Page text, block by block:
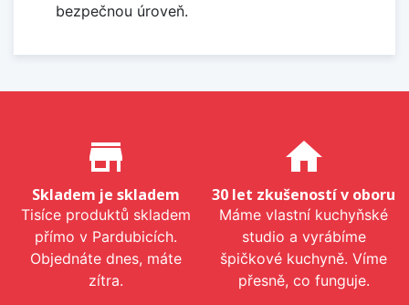
bezpečnou úroveň.
Proč nakupovat u nás?
store_mall_directory
Skladem je skladem
Tisíce produktů skladem
přímo v Pardubicích.
Objednáte dnes, máte
zítra.
home
30 let zkušeností v oboru
Máme vlastní kuchyňské
studio a vyrábíme
špičkové kuchyně. Víme
přesně, co funguje.